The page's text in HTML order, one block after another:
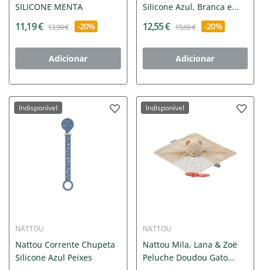
SILICONE MENTA
11,19 € 13,99 € -20%
Adicionar
Silicone Azul, Branca e...
12,55 € 15,69 € -20%
Adicionar
Indisponível
NATTOU
Nattou Corrente Chupeta
Silicone Azul Peixes
Indisponível
NATTOU
Nattou Mila, Lana & Zoë
Peluche Doudou Gato